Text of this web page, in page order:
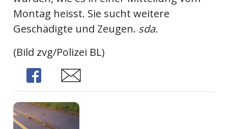
Montag heisst. Sie sucht weitere
Geschädigte und Zeugen. sda.
(Bild zvg/Polizei BL)
Share
Share